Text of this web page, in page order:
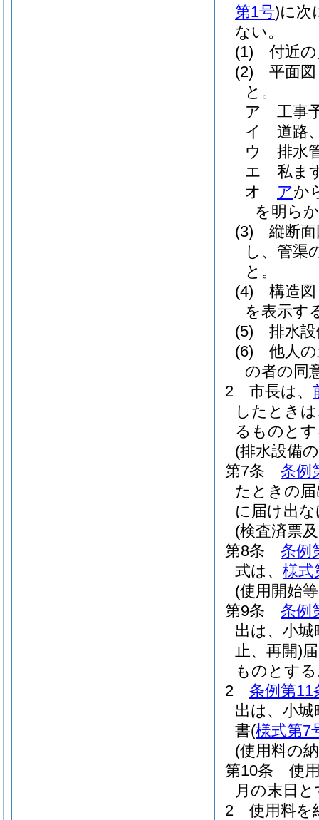
第1号)に次
ない。
(1)
付近
(2)
平面
と。
ア
工事
イ
道路
ウ
排水
エ
私ま
オ
アか
を明ら
(3)
縦断
し、管渠
と。
(4)
構造
を表示す
(5)
排水
(6)
他人
の者の同
2
市長は、
したとき
るものと
(排水設備
第7条
条例
たときの
に届け出
(検査済票
第8条
条例
式は、 様式
(使用開始
第9条
条例
出は、小城
止、再開)
ものとす
2
条例第11
出は、小城
書(様式第7
(使用料の
第10条
使
月の末日
2
使用料を